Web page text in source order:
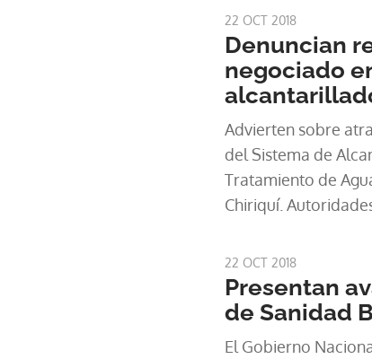
22 OCT 2018
Denuncian
negociado
Advierten sobre
del Sistema de
Tratamiento de
Chiriquí.
fianza para que
22 OCT 2018
Presentan
de Sanidad
El Gobierno